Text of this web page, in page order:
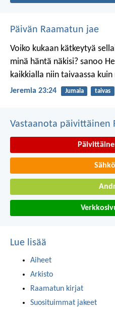
Päivän Raamatun jae
Voiko kukaan kätkeytyä
minä häntä näkisi? sanoo
kaikkialla niin taivaassa
Jeremia 23:24 Jumala taivas
Vastaanota päivittäinen
Lue lisää
Aiheet
Arkisto
Raamatun kirjat
Suosituimmat jakeet